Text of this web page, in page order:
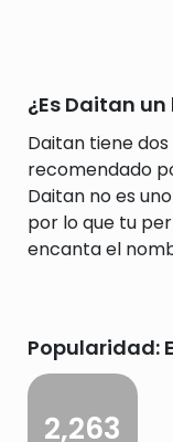
¿Es Daitan
Daitan tiene
recomendado
Daitan no es
por lo que tu
encanta el
Popularidad:
2,263